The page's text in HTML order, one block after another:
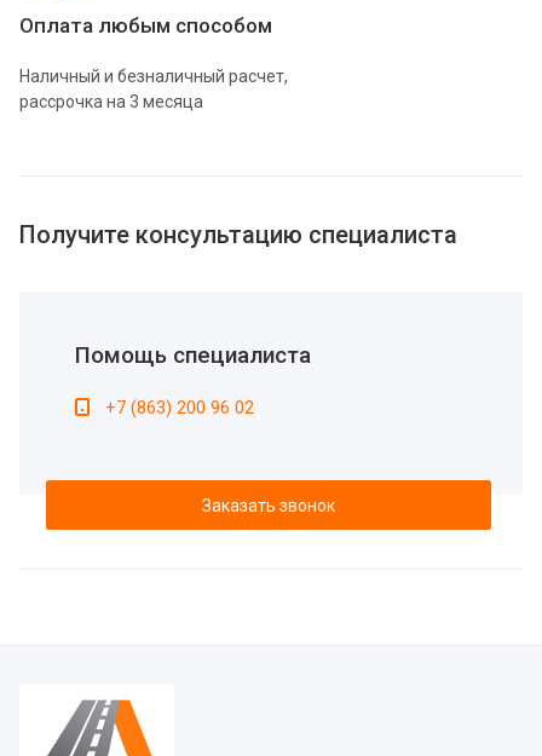
Оплата любым способом
Наличный и безналичный расчет,
рассрочка на 3 месяца
Получите консультацию специалиста
Помощь специалиста
+7 (863) 200 96 02
Заказать звонок